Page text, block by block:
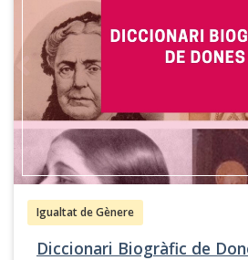
visibilitzadors, així com
recomanacions per a utilitzar
(masculí i femení) en relació
documents institucionals més
l’àmbit universitari en llengua
castellana i anglesa. La guia
diversos annexos, com ara
expressions que poden servir
l’ús del masculí com a genèric.
Igualtat de Gènere
Diccionari Biogràfic de